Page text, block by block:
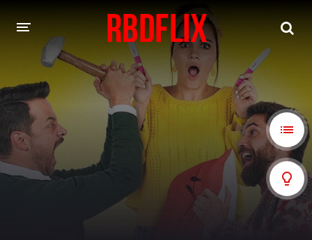
HOME
REBELDE
Rebelde: En Español Rebelde: Dublado
FILMES